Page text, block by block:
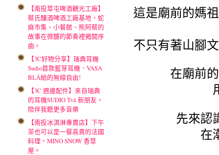
【南投草屯啤酒觀光工廠】
蔡氏釀酒啤酒工廠基地，蛇
麻市集、小餐館、熊阿蔡的
故事在微醺的節奏裡揭開序
曲。
【3C好物分享】瑞典耳機
Sudio首款藍芽耳機．VASA
BLÅ給的無線自由!
【3C 週邊配件】來自瑞典
的耳機SUDIO Två 新朋友，
陪伴我聽更多音樂
【南投冰淇淋專賣店】下午
茶也可以是一餐高貴的法國
料理，MINO SNOW 香草
屋。
這是廟前的媽
不只有著山腳
在廟前
先來認
在